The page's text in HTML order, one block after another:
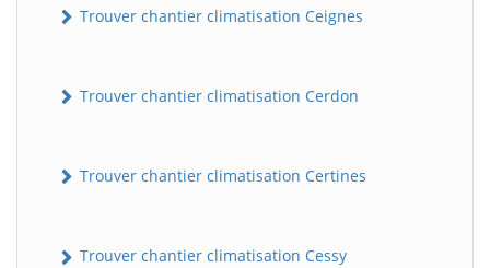
Trouver chantier climatisation Ceignes
Trouver chantier climatisation Cerdon
Trouver chantier climatisation Certines
Trouver chantier climatisation Cessy